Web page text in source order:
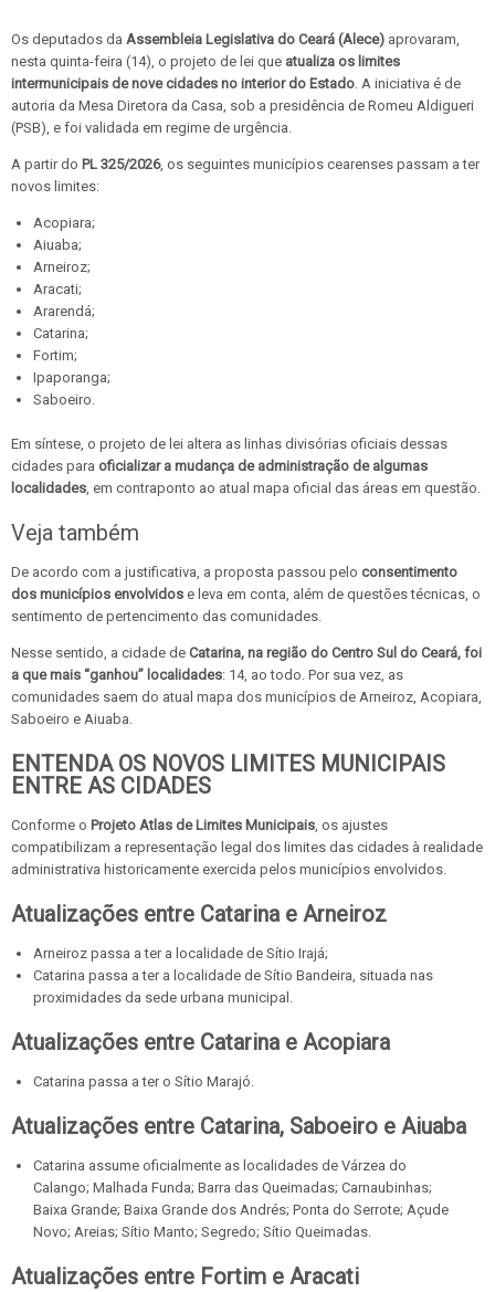
Os deputados da Assembleia Legislativa do Ceará (Alece) aprovaram,
nesta quinta-feira (14), o projeto de lei que atualiza os limites
intermunicipais de nove cidades no interior do Estado . A iniciativa é de
autoria da Mesa Diretora da Casa, sob a presidência de Romeu Aldigueri
(PSB), e foi validada em regime de urgência.
A partir do PL 325/2026, os seguintes municípios cearenses passam a ter
novos limites:
Acopiara;
Aiuaba;
Arneiroz;
Aracati;
Ararendá;
Catarina;
Fortim;
Ipaporanga;
Saboeiro.
Em síntese, o projeto de lei altera as linhas divisórias oficiais dessas
cidades para oficializar a mudança de administração de algumas
localidades , em contraponto ao atual mapa oficial das áreas em questão.
Veja também
De acordo com a justificativa, a proposta passou pelo consentimento
dos municípios envolvidos e leva em conta, além de questões técnicas, o
sentimento de pertencimento das comunidades.
Nesse sentido, a cidade de Catarina, na região do Centro Sul do Ceará, foi
a que mais “ganhou” localidades: 14, ao todo. Por sua vez, as
comunidades saem do atual mapa dos municípios de Arneiroz, Acopiara,
Saboeiro e Aiuaba.
ENTENDA OS NOVOS LIMITES MUNICIPAIS
ENTRE AS CIDADES
Conforme o Projeto Atlas de Limites Municipais , os ajustes
compatibilizam a representação legal dos limites das cidades à realidade
administrativa historicamente exercida pelos municípios envolvidos.
Atualizações entre Catarina e Arneiroz
Arneiroz passa a ter a localidade de Sítio Irajá;
Catarina passa a ter a localidade de Sítio Bandeira, situada nas
proximidades da sede urbana municipal.
Atualizações entre Catarina e Acopiara
Catarina passa a ter o Sítio Marajó.
Atualizações entre Catarina, Saboeiro e Aiuaba
Catarina assume oficialmente as localidades de Várzea do
Calango; Malhada Funda; Barra das Queimadas; Carnaubinhas;
Baixa Grande; Baixa Grande dos Andrés; Ponta do Serrote; Açude
Novo; Areias; Sítio Manto; Segredo; Sítio Queimadas.
Atualizações entre Fortim e Aracati